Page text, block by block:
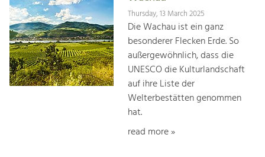
Crafts, Science and Research.
Social Affairs, Education
& Identity
Equality, Youth and Integration.
Climate Change, Public Transport and
Thursday, 13 March 2025
Die Wachau ist ein ganz
besonderer Flecken Erde. So
außergewöhnlich, dass die
UNESCO die Kulturlandschaft
auf ihre Liste der
Welterbestätten genommen
hat.
read more »